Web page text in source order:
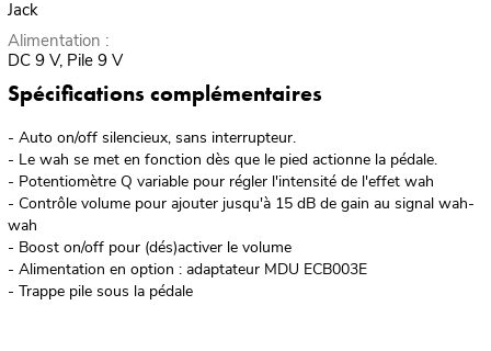
Jack
Alimentation :
DC 9 V, Pile 9 V
Spécifications complémentaires
- Auto on/off silencieux, sans interrupteur.
- Le wah se met en fonction dès que le pied actionne la pédale.
- Potentiomètre Q variable pour régler l'intensité de l'effet wah
- Contrôle volume pour ajouter jusqu'à 15 dB de gain au signal wah-
wah
- Boost on/off pour (dés)activer le volume
- Alimentation en option : adaptateur MDU ECB003E
- Trappe pile sous la pédale